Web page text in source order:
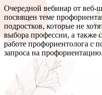
Очередной вебинар от
посвящен теме
подростков, которые не
выбора профессии, а
работе профориентолога с
запроса на профориентацию.